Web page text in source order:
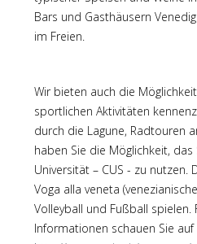
Bars und Gasthäusern
im Freien.
Wir bieten auch die
sportlichen Aktivitäten
durch die Lagune, Radtouren
haben Sie die Möglichkeit,
Universität – CUS - zu nutzen.
Voga alla veneta
Volleyball und Fußball spielen.
Informationen schauen Sie